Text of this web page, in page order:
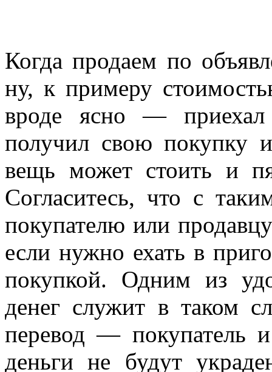
Когда продаем по
ну, к примеру
вроде ясно — приехал
получил свою покупку
вещь может стоить и
Согласитесь, что с
покупателю или
если нужно ехать в
покупкой. Одним из
денег служит в таком
перевод — покупатель
деньги не будут